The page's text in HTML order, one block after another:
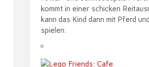
kommt in einer schicken
kann das Kind dann mit Pferd
spielen.